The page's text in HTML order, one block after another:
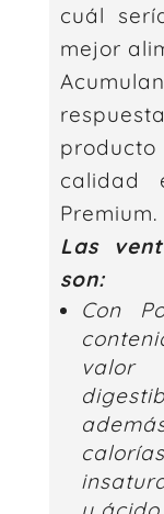
cuál
mejor
calidad
Premium.
Las
son:
Con